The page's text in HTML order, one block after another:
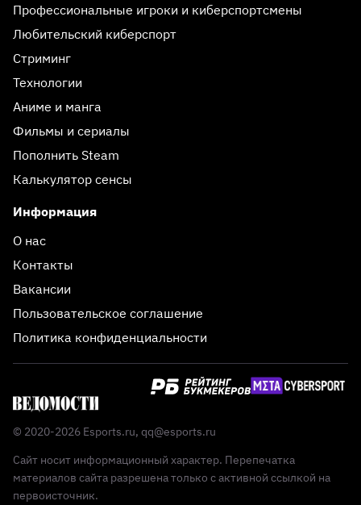
Профессиональные игроки и киберспортсмены
Любительский киберспорт
Стриминг
Технологии
Аниме и манга
Фильмы и сериалы
Пополнить Steam
Калькулятор сенсы
Информация
О нас
Контакты
Вакансии
Пользовательское соглашение
Политика конфиденциальности
© 2020-2026 Esports.ru, qq@esports.ru
Сайт носит информационный характер. Перепечатка
материалов сайта разрешена только с активной ссылкой на
первоисточник.